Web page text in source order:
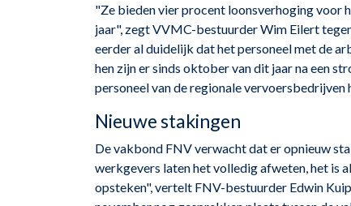
"Ze bieden vier procent loonsverhoging voor
jaar", zegt VVMC-bestuurder Wim Eilert
eerder al duidelijk dat het personeel met de
hen zijn er sinds oktober van dit jaar na een
personeel van de regionale vervoersbedrijven
Nieuwe stakingen
De vakbond FNV verwacht dat er opnieuw
werkgevers laten het volledig afweten, het is
opsteken", vertelt FNV-bestuurder Edwin